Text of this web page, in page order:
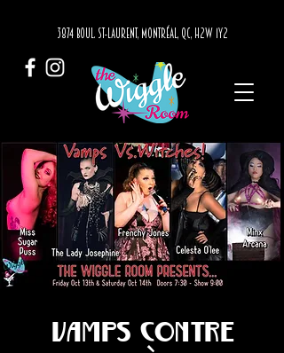
3874 BOUL. ST-LAURENT, MONTRÉAL, QC, H2W 1Y2
Vamps contre